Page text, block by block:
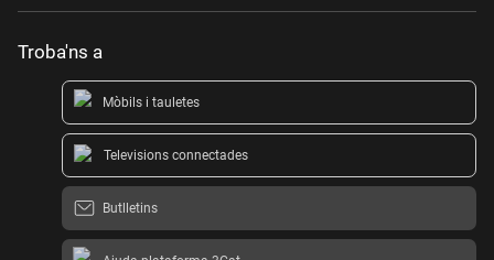
Troba'ns a
Mòbils i tauletes
Televisions connectades
Butlletins